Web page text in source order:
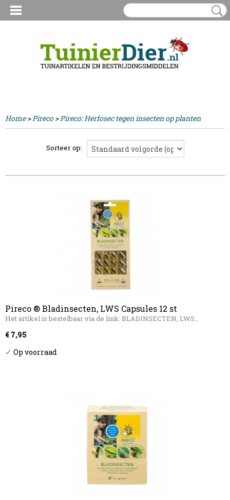
Home>Pireco>Pireco: Herfosec tegen insecten op planten
Sorteer op:
Pireco ® Bladinsecten, LWS Capsules 12 st
Het artikel is bestelbaar via de link: BLADINSECTEN, LWS…
€ 7,95
✓ Op voorraad